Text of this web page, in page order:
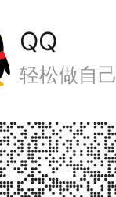
QQ
轻松做自己